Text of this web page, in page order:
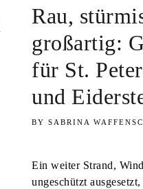
Rau,
großartig:
für St.
und
SABRINA
Ein weiter Strand,
ungeschützt